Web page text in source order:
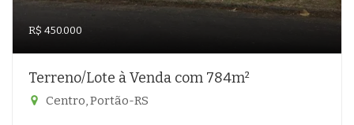
R$ 450.000
Terreno/Lote à Venda com 784m²
Centro, Portão-RS